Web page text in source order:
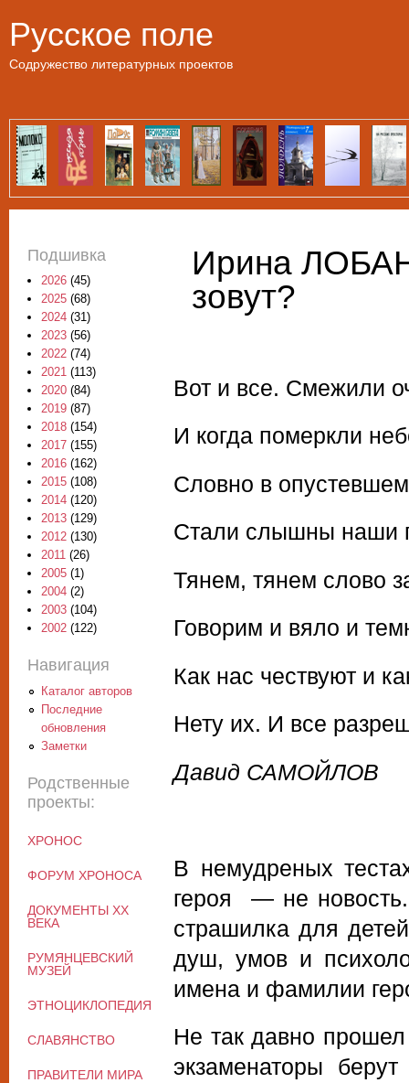
Русское поле
Содружество литературных проектов
Ирина
зовут?
Вот и все. Смежили
И когда померкли
Словно в
Стали слышны наши
Тянем, тянем слово
Говорим и вяло и
Как нас чествуют и
Нету их. И все
Давид САМОЙЛОВ
В немудреных
героя — не
страшилка для
душ, умов и
имена и фамилии
Не так давно
экзаменаторы
Подшивка
2026 (45)
2025 (68)
2024 (31)
2023 (56)
2022 (74)
2021 (113)
2020 (84)
2019 (87)
2018 (154)
2017 (155)
2016 (162)
2015 (108)
2014 (120)
2013 (129)
2012 (130)
2011 (26)
2005 (1)
2004 (2)
2003 (104)
2002 (122)
Навигация
Каталог авторов
Последние
обновления
Заметки
Родственные
проекты:
ХРОНОС
ФОРУМ ХРОНОСА
ДОКУМЕНТЫ XX
ВЕКА
РУМЯНЦЕВСКИЙ
МУЗЕЙ
ЭТНОЦИКЛОПЕДИЯ
СЛАВЯНСТВО
ПРАВИТЕЛИ МИРА